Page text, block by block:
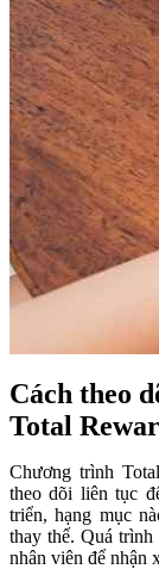
Cách theo
Total
Chương trình
theo dõi liên tục
triển, hạng mục
thay thế. Quá trình
nhân viên để nhận